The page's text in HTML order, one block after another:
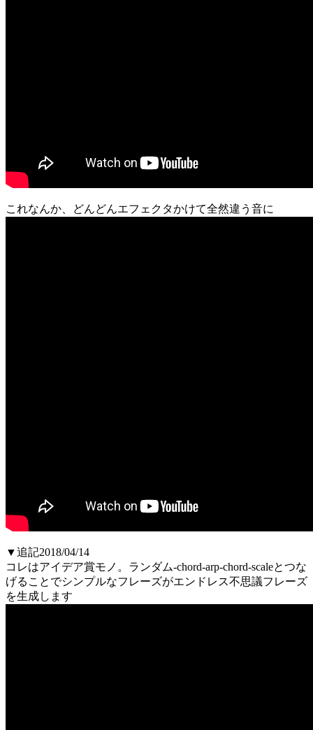
これなんか、どんどんエフェクタかけて全然違う音に
▼追記2018/04/14
コレはアイデア賞モノ。ランダム-chord-arp-chord-scaleとつな
げることでシンプルなフレーズがエンドレス不思議フレーズ
を生成します